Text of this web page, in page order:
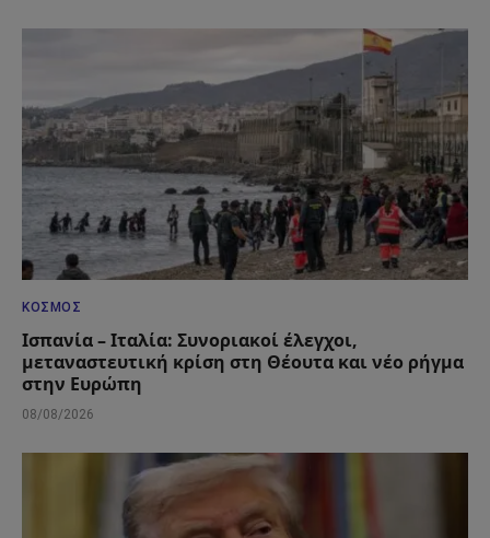
ΚΌΣΜΟΣ
Ισπανία – Ιταλία: Συνοριακοί έλεγχοι,
μεταναστευτική κρίση στη Θέουτα και νέο ρήγμα
στην Ευρώπη
08/08/2026